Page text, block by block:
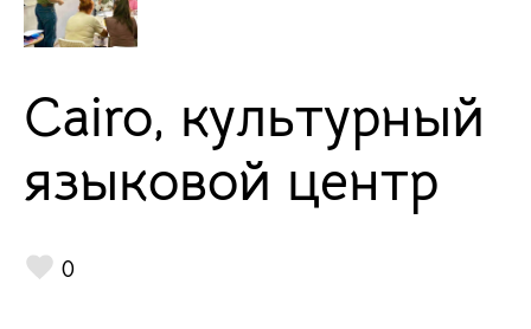
Cairo, культурный
языковой центр
0